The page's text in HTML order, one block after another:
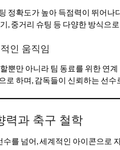
정확도가 높아 득점력이 뛰어나
, 중거리 슈팅 등 다양한 방식으
인 움직임
뿐만 아니라 팀 동료를 위한 연
로 하며, 감독들이 신뢰하는 선수
력과 축구 철학
를 넘어, 세계적인 아이콘으로